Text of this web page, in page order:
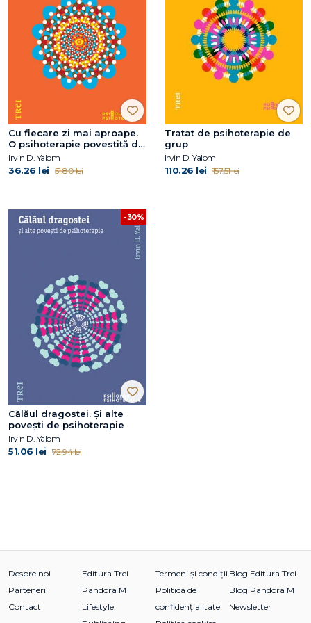
Cu fiecare zi mai aproape.
O psihoterapie povestită de
ambii participanţi
Irvin D. Yalom
36.26 lei 51.80 lei
Tratat de psihoterapie de
grup
Irvin D. Yalom
110.26 lei 157.51 lei
-30%
Călăul dragostei. Şi alte
poveşti de psihoterapie
Irvin D. Yalom
51.06 lei 72.94 lei
Despre noi
Parteneri
Contact
Editura Trei
Pandora M
Lifestyle
Termeni și condiții
Politica de
confidențialitate
Blog Editura Trei
Blog Pandora M
Newsletter